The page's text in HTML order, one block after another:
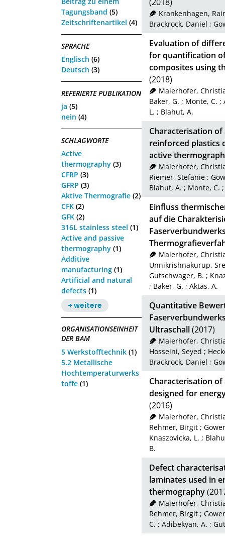
Tagungsband (5)
Zeitschriftenartikel (4)
SPRACHE
Englisch (6)
Deutsch (3)
REFERIERTE PUBLIKATION
ja (5)
nein (4)
SCHLAGWORTE
Active
thermography (3)
CFRP (3)
GFRP (3)
Aktive Thermografie (2)
CFK (2)
GFK (2)
316L stainless steel (1)
Active and passive
thermography (1)
Additive
manufacturing (1)
Artificial and natural
defects (1)
+ weitere
ORGANISATIONSEINHEIT
DER BAM
5 Werkstofftechnik (1)
5.2 Metallische
Hochtemperaturwerks
toffe (1)
Krankenhagen,
Brackrock, Daniel ;
Evaluation of
for quantification
composites using
(2018)
Maierhofer,
Baker, G. ; Monte, C. ;
L. ; Blahut, A.
Characterisation
reinforced plastics
active
Maierhofer,
Riemer, Stefanie ;
Blahut, A. ; Monte, C.
Einfluss
auf die
Maierhofer,
Unnikrishnakurup,
Gutschwager, B. ;
; Baker, G. ; Aktas, A.
Quantitative
Ultraschall(2017)
Maierhofer,
Hosseini, Seyed ;
Brackrock, Daniel ;
Characterisation of
designed for
(2016)
Maierhofer,
Rehmer, Birgit ;
Knaszovicka, L. ;
B.
Defect
laminates used in
thermography
Maierhofer,
Rehmer, Birgit ;
C. ; Adibekyan, A. ;